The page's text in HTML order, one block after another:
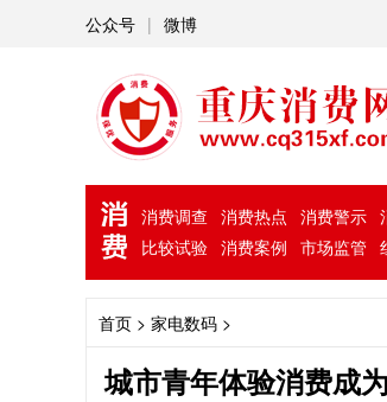
公众号 | 微博
消费调查 消费热点 消费警示
比较试验 消费案例 市场监管
首页 > 家电数码 >
城市青年体验消费成